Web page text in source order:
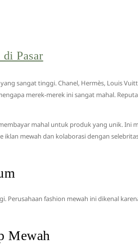
Pasar
sangat tinggi. Chanel, Hermès, Louis
merek-merek ini sangat mahal.
mahal untuk produk yang unik. Ini
mewah dan kolaborasi dengan
fashion mewah ini dikenal
Mewah